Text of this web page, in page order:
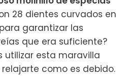
28 dientes curvados en
garantizar las
que era suficiente?
utilizar esta maravilla
como es debido.